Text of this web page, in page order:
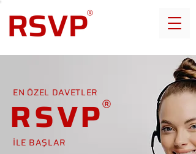
EN ÖZEL DAVETLER
RSVP
İLE BAŞLAR